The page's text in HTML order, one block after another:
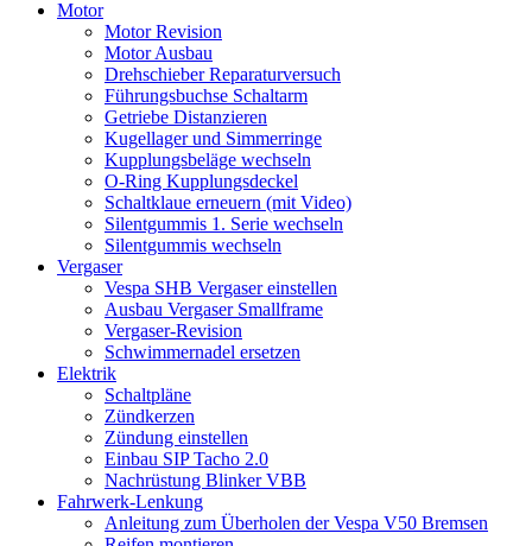
Motor
Motor Revision
Motor Ausbau
Drehschieber Reparaturversuch
Führungsbuchse Schaltarm
Getriebe Distanzieren
Kugellager und Simmerringe
Kupplungsbeläge wechseln
O-Ring Kupplungsdeckel
Schaltklaue erneuern (mit Video)
Silentgummis 1. Serie wechseln
Silentgummis wechseln
Vergaser
Vespa SHB Vergaser einstellen
Ausbau Vergaser Smallframe
Vergaser-Revision
Schwimmernadel ersetzen
Elektrik
Schaltpläne
Zündkerzen
Zündung einstellen
Einbau SIP Tacho 2.0
Nachrüstung Blinker VBB
Fahrwerk-Lenkung
Anleitung zum Überholen der Vespa V50 Bremsen